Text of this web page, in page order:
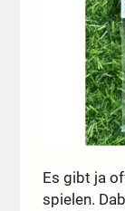
Es gibt ja
spielen.